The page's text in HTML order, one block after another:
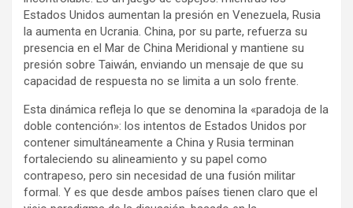
Estados Unidos aumentan la presión en Venezuela, Rusia
la aumenta en Ucrania. China, por su parte, refuerza su
presencia en el Mar de China Meridional y mantiene su
presión sobre Taiwán, enviando un mensaje de que su
capacidad de respuesta no se limita a un solo frente.
Esta dinámica refleja lo que se denomina la «paradoja de la
doble contención»: los intentos de Estados Unidos por
contener simultáneamente a China y Rusia terminan
fortaleciendo su alineamiento y su papel como
contrapeso, pero sin necesidad de una fusión militar
formal. Y es que desde ambos países tienen claro que el